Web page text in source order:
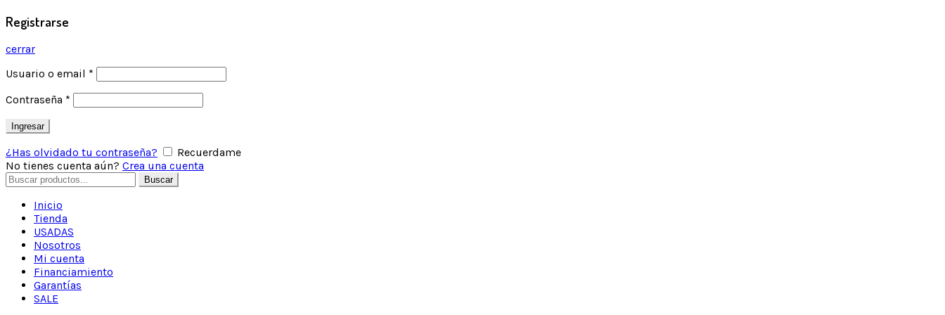
Registrarse
cerrar
Usuario o email *
Contraseña *
Ingresar
¿Has olvidado tu contraseña?
Recuerdame
No tienes cuenta aún? Crea una cuenta
Buscar
Inicio
Tienda
USADAS
Nosotros
Mi cuenta
Financiamiento
Garantías
SALE